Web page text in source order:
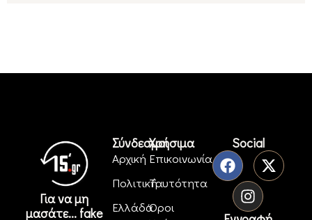
Για να μη
μασάτε... fake
Σύνδεσμοι
Αρχική
Πολιτική
Ελλάδα
Χρήσιμα
Επικοινωνία
Ταυτότητα
Όροι
Social